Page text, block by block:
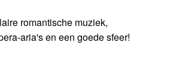
romantische muziek,
aria's en een goede sfeer!